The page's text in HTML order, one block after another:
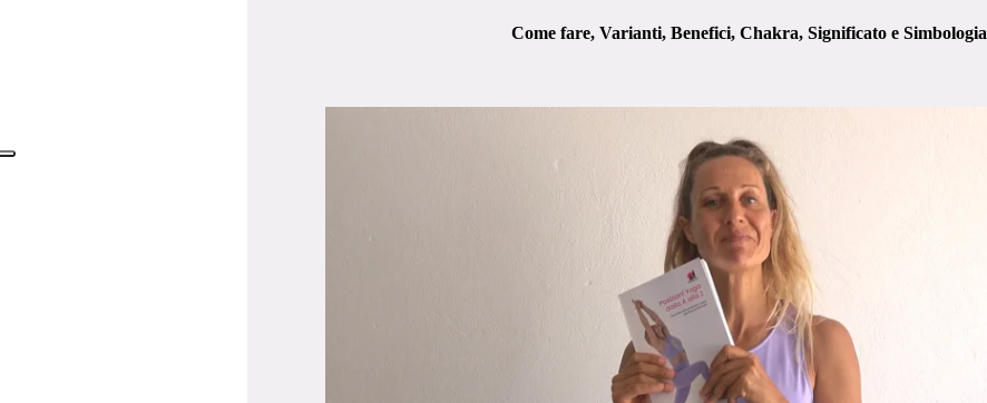
Come fare, Varianti, Benefici, Chakra, Significato e Simbologia